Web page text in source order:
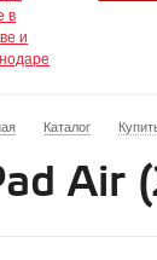
Каталог
Air